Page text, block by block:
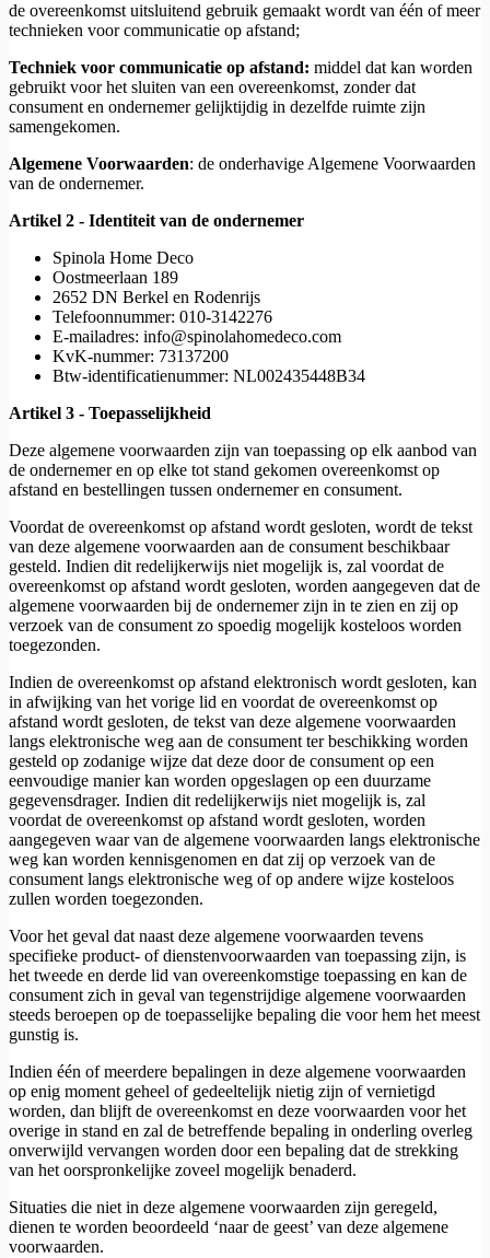
de overeenkomst uitsluitend gebruik gemaakt wordt van één of meer
technieken voor communicatie op afstand;
Techniek voor communicatie op afstand: middel dat kan worden
gebruikt voor het sluiten van een overeenkomst, zonder dat
consument en ondernemer gelijktijdig in dezelfde ruimte zijn
samengekomen.
Algemene Voorwaarden: de onderhavige Algemene Voorwaarden
van de ondernemer.
Artikel 2 - Identiteit van de ondernemer
Spinola Home Deco
Oostmeerlaan 189
2652 DN Berkel en Rodenrijs
Telefoonnummer: 010-3142276
E-mailadres: info@spinolahomedeco.com
KvK-nummer: 73137200
Btw-identificatienummer: NL002435448B34
Artikel 3 - Toepasselijkheid
Deze algemene voorwaarden zijn van toepassing op elk aanbod van
de ondernemer en op elke tot stand gekomen overeenkomst op
afstand en bestellingen tussen ondernemer en consument.
Voordat de overeenkomst op afstand wordt gesloten, wordt de tekst
van deze algemene voorwaarden aan de consument beschikbaar
gesteld. Indien dit redelijkerwijs niet mogelijk is, zal voordat de
overeenkomst op afstand wordt gesloten, worden aangegeven dat de
algemene voorwaarden bij de ondernemer zijn in te zien en zij op
verzoek van de consument zo spoedig mogelijk kosteloos worden
toegezonden.
Indien de overeenkomst op afstand elektronisch wordt gesloten, kan
in afwijking van het vorige lid en voordat de overeenkomst op
afstand wordt gesloten, de tekst van deze algemene voorwaarden
langs elektronische weg aan de consument ter beschikking worden
gesteld op zodanige wijze dat deze door de consument op een
eenvoudige manier kan worden opgeslagen op een duurzame
gegevensdrager. Indien dit redelijkerwijs niet mogelijk is, zal
voordat de overeenkomst op afstand wordt gesloten, worden
aangegeven waar van de algemene voorwaarden langs elektronische
weg kan worden kennisgenomen en dat zij op verzoek van de
consument langs elektronische weg of op andere wijze kosteloos
zullen worden toegezonden.
Voor het geval dat naast deze algemene voorwaarden tevens
specifieke product- of dienstenvoorwaarden van toepassing zijn, is
het tweede en derde lid van overeenkomstige toepassing en kan de
consument zich in geval van tegenstrijdige algemene voorwaarden
steeds beroepen op de toepasselijke bepaling die voor hem het meest
gunstig is.
Indien één of meerdere bepalingen in deze algemene voorwaarden
op enig moment geheel of gedeeltelijk nietig zijn of vernietigd
worden, dan blijft de overeenkomst en deze voorwaarden voor het
overige in stand en zal de betreffende bepaling in onderling overleg
onverwijld vervangen worden door een bepaling dat de strekking
van het oorspronkelijke zoveel mogelijk benaderd.
Situaties die niet in deze algemene voorwaarden zijn geregeld,
dienen te worden beoordeeld ‘naar de geest’ van deze algemene
voorwaarden.